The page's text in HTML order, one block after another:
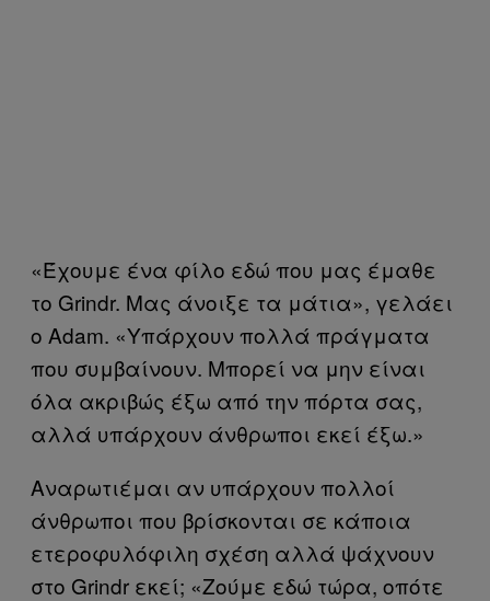
«Έχουμε ένα φίλο εδώ που μας έμαθε
το Grindr. Μας άνοιξε τα μάτια», γελάει
ο Adam. «Υπάρχουν πολλά πράγματα
που συμβαίνουν. Μπορεί να μην είναι
όλα ακριβώς έξω από την πόρτα σας,
αλλά υπάρχουν άνθρωποι εκεί έξω.»
Αναρωτιέμαι αν υπάρχουν πολλοί
άνθρωποι που βρίσκονται σε κάποια
ετεροφυλόφιλη σχέση αλλά ψάχνουν
στο Grindr εκεί; «Ζούμε εδώ τώρα, οπότε